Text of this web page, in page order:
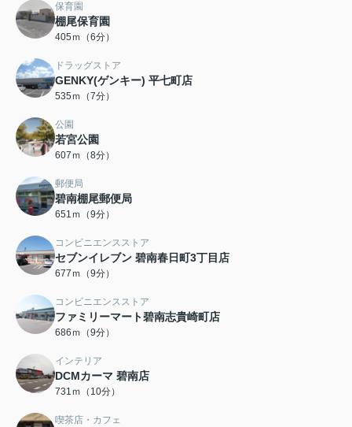
保育園
棚尾保育園
405ｍ（6分）
ドラッグストア
GENKY(ゲンキー) 平七町店
535ｍ（7分）
公園
若宮公園
607ｍ（8分）
郵便局
碧南棚尾郵便局
651ｍ（9分）
コンビニエンスストア
セブンイレブン 碧南春日町3丁目店
677ｍ（9分）
コンビニエンスストア
ファミリーマート碧南志貴崎町店
686ｍ（9分）
インテリア
DCMカーマ 碧南店
731ｍ（10分）
喫茶店・カフェ